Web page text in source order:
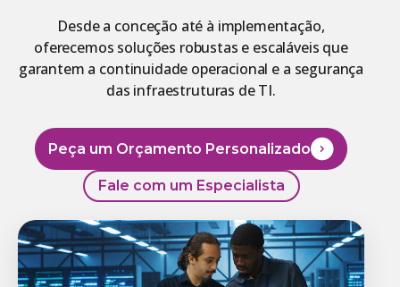
Desde a conceção até à implementação,
oferecemos soluções robustas e escaláveis que
garantem a continuidade operacional e a segurança
das infraestruturas de TI.
Peça um Orçamento Personalizado
Fale com um Especialista